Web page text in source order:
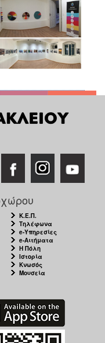
Κ.Ε.Π.
Τηλέφωνα
e-Υπηρεσίες
e-Αιτήματα
Η Πόλη
Ιστορία
Κνωσός
Μουσεία